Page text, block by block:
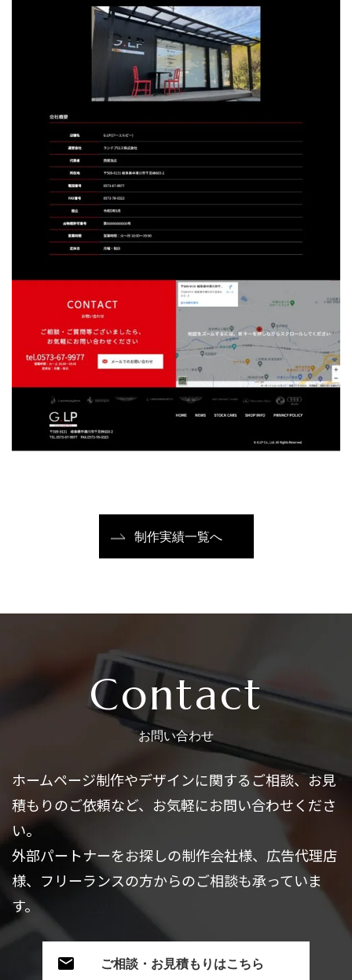
制作実績一覧へ
Contact
お問い合わせ
ホームページ制作やデザインに関するご相談、お見
積もりのご依頼など、お気軽にお問い合わせくださ
い。
外部パートナーをお探しの制作会社様、広告代理店
様、フリーランスの方からのご相談も承っていま
す。
ご相談・お見積もりはこちら